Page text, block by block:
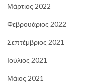
Μάρτιος 2022
Φεβρουάριος 2022
Σεπτέμβριος 2021
Ιούλιος 2021
Μάιος 2021